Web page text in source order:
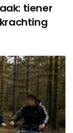
tiener